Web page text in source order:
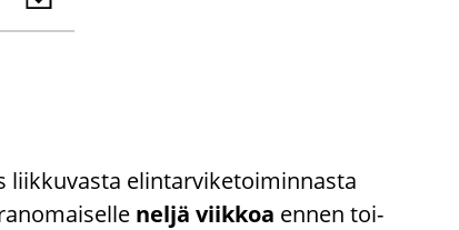
liik­ku­vas­ta elin­tar­vi­ke­toi­min­nas­ta
neljä viik­koa ennen toi­